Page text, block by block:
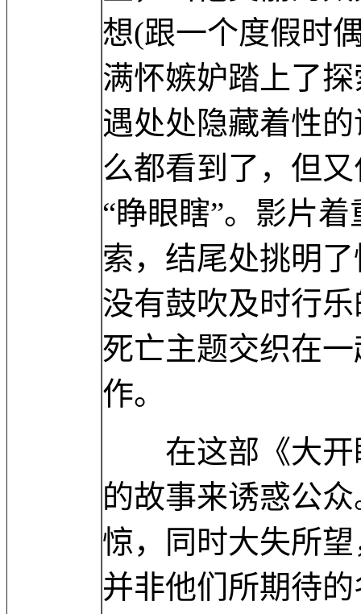
想(跟一个度假时
满怀嫉妒踏上了
遇处处隐藏着性
么都看到了，但
“睁眼瞎”。影片
索，结尾处挑明
没有鼓吹及时行
死亡主题交织在
作。
在这部《大开
的故事来诱惑公
惊，同时大失所
并非他们所期待